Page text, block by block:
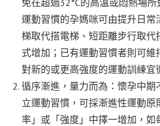
運動習慣的孕媽咪可由提升日常
梯取代搭電梯、短距離步行取
式增加；已有運動習慣者則可維
對新的或更高強度的運動訓練宜
循序漸進，量力而為：懷孕中期
立運動習慣，可採漸進性運動
率」或「強度」中擇一增加，